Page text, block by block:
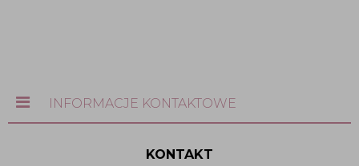
INFORMACJE KONTAKTOWE
KONTAKT